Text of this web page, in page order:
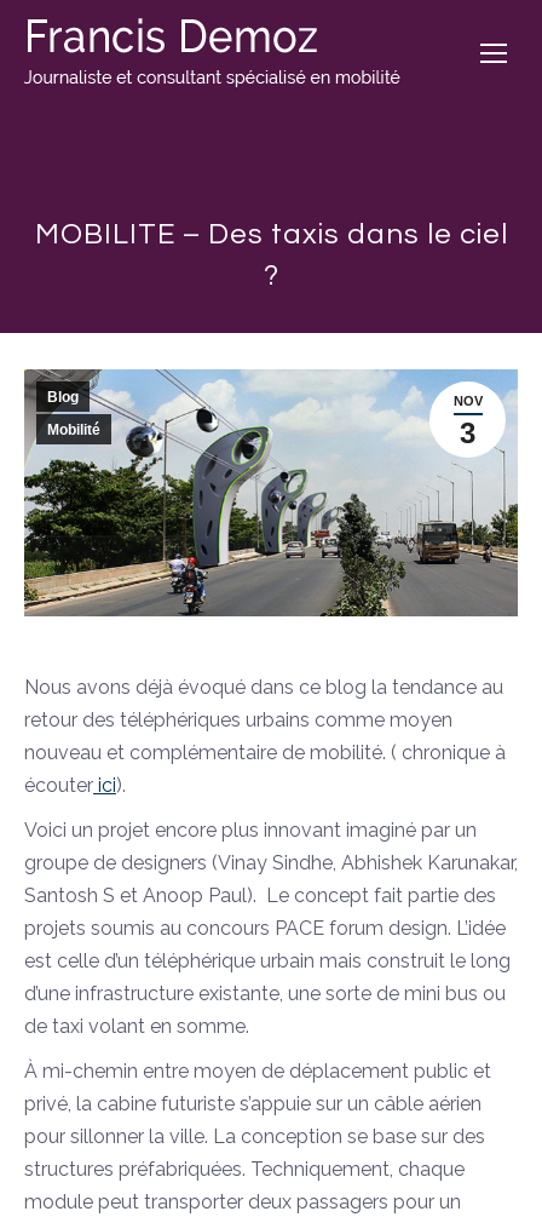
MOBILITE – Des taxis dans le ciel
?
NOV
3
Blog
Mobilité
Nous avons déjà évoqué dans ce blog la tendance au
retour des téléphériques urbains comme moyen
nouveau et complémentaire de mobilité. ( chronique à
écouter ici).
Voici un projet encore plus innovant imaginé par un
groupe de designers (Vinay Sindhe, Abhishek Karunakar,
Santosh S et Anoop Paul). Le concept fait partie des
projets soumis au concours PACE forum design. L’idée
est celle d’un téléphérique urbain mais construit le long
d’une infrastructure existante, une sorte de mini bus ou
de taxi volant en somme.
À mi-chemin entre moyen de déplacement public et
privé, la cabine futuriste s’appuie sur un câble aérien
pour sillonner la ville. La conception se base sur des
structures préfabriquées. Techniquement, chaque
module peut transporter deux passagers pour un